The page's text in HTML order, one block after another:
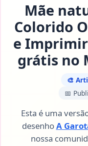
Mãe
Colorido
e
grátis no
🎨
📅
Esta é uma
desenhoA
nossa